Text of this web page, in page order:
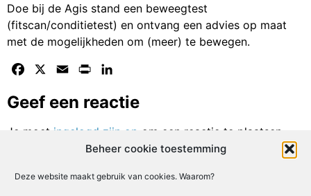
Beheer cookie toestemming
Deze website maakt gebruik van cookies. Waarom?
Doe bij de Agis stand een beweegtest
(fitscan/conditietest) en ontvang een advies op maat
met de mogelijkheden om (meer) te bewegen.
Facebook Email Print
Geef een reactie
Je moet ingelogd zijn op om een reactie te plaatsen.
Dirk Ghijs